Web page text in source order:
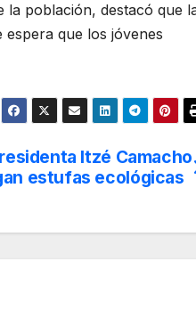
la población, destacó que
que los jóvenes
Itzé Camacho
estufas ecológicas